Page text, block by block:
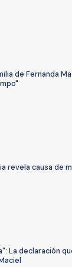
de Fernanda
revela causa de
La declaración